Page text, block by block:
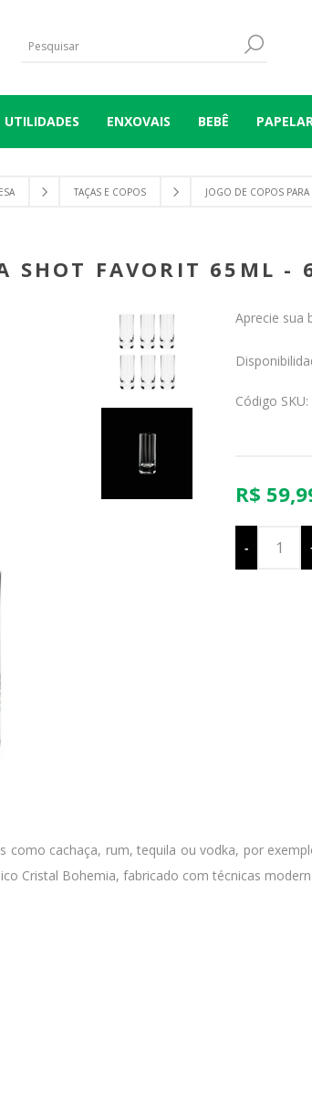
UTILIDADES ENXOVAIS BEBÊ
TAÇAS E COPOS JOGO DE COPOS
SHOT FAVORIT 65ML -
Aprecie sua
Código SKU:
R$
-
como cachaça, rum, tequila ou vodka, por
Cristal Bohemia, fabricado com técnicas